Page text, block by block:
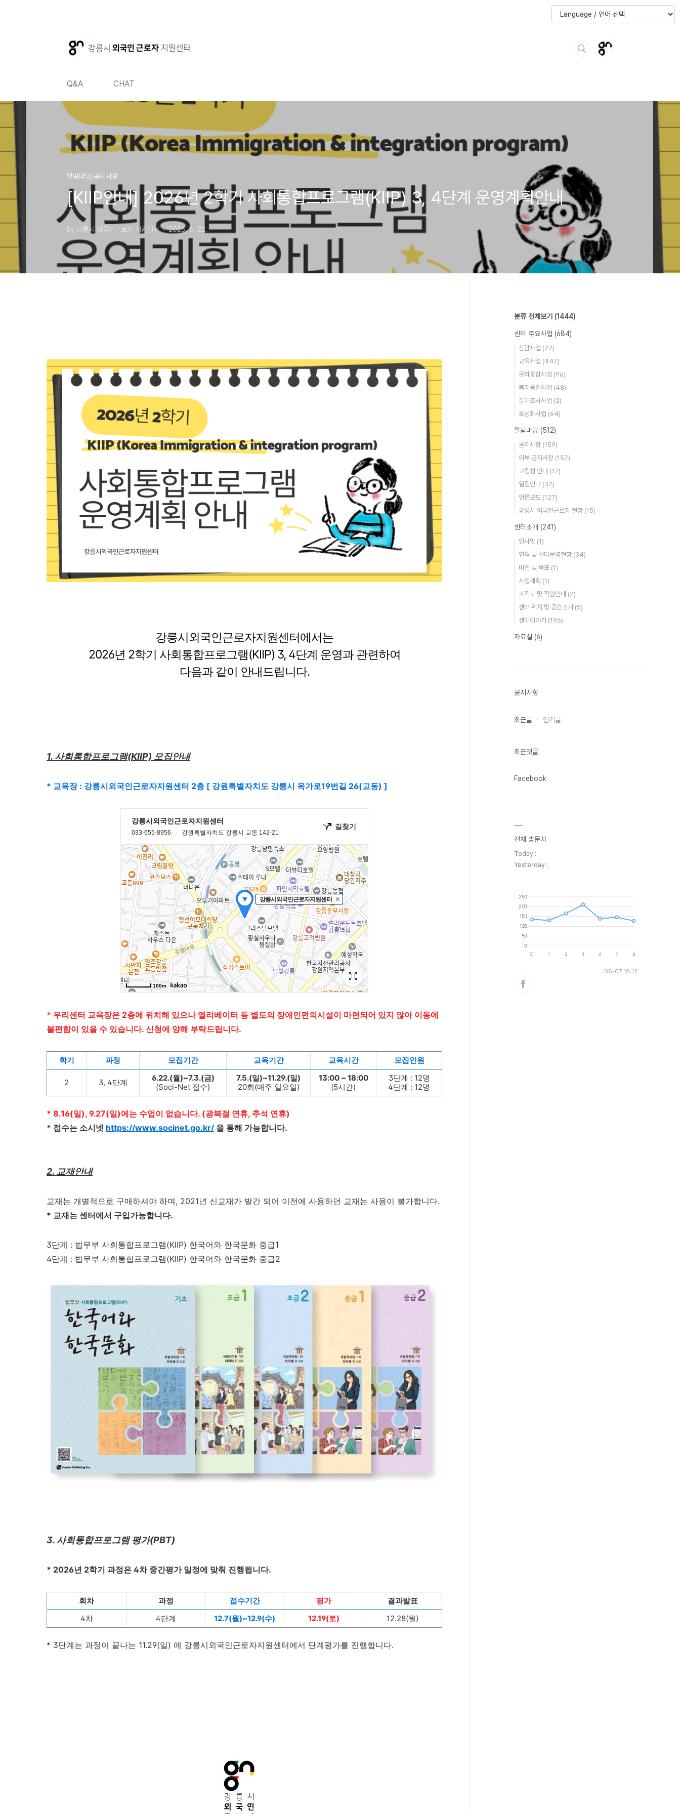
Q&A CHAT
알림마당/공지사항
[KIIP안내] 2026년 2학기 사회통합프로그램(KIIP) 3, 4단계 운영계획안내
by 강릉시 외국인근로자 지원센터 2026. 6. 22.
강릉시외국인근로자지원센터에서는
2026년 2학기 사회통합프로그램(KIIP) 3, 4단계 운영과 관련하여
다음과 같이 안내드립니다.
1. 사회통합프로그램(KIIP) 모집안내
* 교육장 : 강릉시외국인근로자지원센터 2층 [ 강원특별자치도 강릉시 옥가로19번길 26(교동) ]
* 우리센터 교육장은 2층에 위치해 있으나 엘리베이터 등 별도의 장애인편의시설이 마련되어 있지 않아 이동에
불편함이 있을 수 있습니다. 신청에 양해 부탁드립니다.
학기 과정 모집기간 교육기간 교육시간 모집인원
2 3, 4단계
6.22.(월)~7.3.(금)
(Soci-Net 접수)
7.5.(일)~11.29.(일)
20회(매주 일요일)
13:00 ~ 18:00
(5시간)
3단계 : 12명
4단계 : 12명
* 8.16(일), 9.27(일)에는 수업이 없습니다. (광복절 연휴, 추석 연휴)
* 접수는 소시넷 https://www.socinet.go.kr/ 을 통해 가능합니다.
2. 교재안내
교재는 개별적으로 구매하셔야 하며, 2021년 신교재가 발간 되어 이전에 사용하던 교재는 사용이 불가합니다.
* 교재는 센터에서 구입가능합니다.
3단계 : 법무부 사회통합프로그램(KIIP) 한국어와 한국문화 중급1
4단계 : 법무부 사회통합프로그램(KIIP) 한국어와 한국문화 중급2
3. 사회통합프로그램 평가(PBT)
* 2026년 2학기 과정은 4차 중간평가 일정에 맞춰 진행됩니다.
회차 과정 접수기간 평가
결과발표
4차
4단계 12.7(월)~12.9(수) 12.19(토) 12.28(월)
* 3단계는 과정이 끝나는 11.29(일) 에 강릉시외국인근로자지원센터에서 단계평가를 진행합니다.
분류 전체보기(1444)
센터 주요사업(684)
상담사업 (27)
교육사업 (447)
문화통합사업 (96)
복지증진사업 (48)
실태조사사업 (2)
특성화사업 (64)
알림마당(512)
공지사항 (159)
외부 공지사항 (157)
고정형 안내 (17)
일정안내 (37)
언론보도 (127)
강릉시 외국인근로자 현황 (15)
센터소개(241)
인사말 (1)
연혁 및 센터운영현황 (34)
비전 및 목표 (1)
사업계획 (1)
조직도 및 직원안내 (2)
센터 위치 및 공간소개 (5)
센터이야기 (196)
자료실(6)
공지사항
최근글 인기글
최근댓글
Facebook
전체 방문자
Today :
Yesterday :
08-07 18:12